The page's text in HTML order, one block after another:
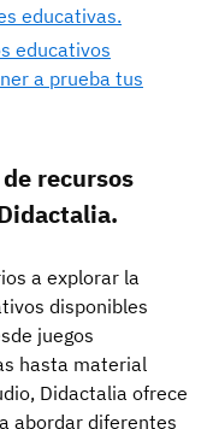
educativas.
educativos
a prueba tus
recursos
a explorar la
disponibles
juegos
hasta material
Didactalia ofrece
abordar diferentes